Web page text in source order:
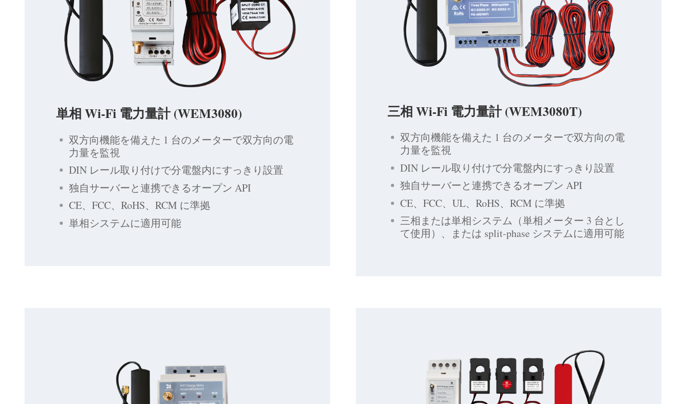
三相 Wi-Fi 電力量計 (WEM3080T)
双方向機能を備えた 1 台のメーターで双方向の電
力量を監視
DIN レール取り付けで分電盤内にすっきり設置
独自サーバーと連携できるオープン API
CE、FCC、UL、RoHS、RCM に準拠
三相または単相システム（単相メーター 3 台とし
て使用）、または split-phase システムに適用可能
単相 Wi-Fi 電力量計 (WEM3080)
双方向機能を備えた 1 台のメーターで双方向の電
力量を監視
DIN レール取り付けで分電盤内にすっきり設置
独自サーバーと連携できるオープン API
CE、FCC、RoHS、RCM に準拠
単相システムに適用可能